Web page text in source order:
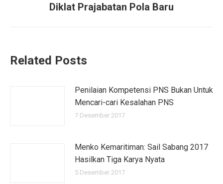
post:
Diklat Prajabatan Pola Baru
Related Posts
Penilaian Kompetensi PNS Bukan Untuk
Mencari-cari Kesalahan PNS
7 Desember 2017
Menko Kemaritiman: Sail Sabang 2017
Hasilkan Tiga Karya Nyata
5 Desember 2017